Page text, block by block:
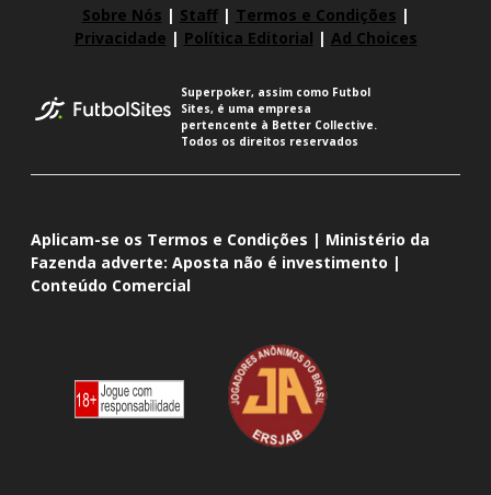
Sobre Nós | Staff| Termos e Condições |
Privacidade | Política Editorial | Ad Choices
Superpoker, assim como Futbol
Sites, é uma empresa
pertencente à Better Collective.
Todos os direitos reservados
Aplicam-se os Termos e Condições | Ministério da
Fazenda adverte: Aposta não é investimento |
Conteúdo Comercial